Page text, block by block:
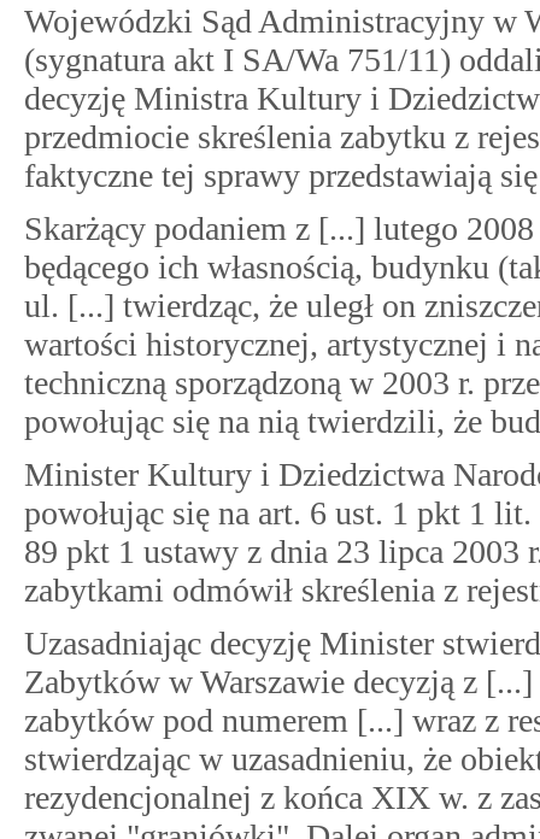
Wojewódzki Sąd Administracyjny w
(sygnatura akt I SA/Wa 751/11)
decyzję Ministra Kultury i
przedmiocie skreślenia zabytku z
faktyczne tej sprawy przedstawiają
Skarżący podaniem z [...] lutego
będącego ich własnością, budynku
ul. [...] twierdząc, że uległ on
wartości historycznej, artystycznej i
techniczną sporządzoną w 2003 r.
powołując się na nią twierdzili, że
Minister Kultury i Dziedzictwa
powołując się na art. 6 ust. 1 pkt 1
89 pkt 1 ustawy z dnia 23 lipca 2003
zabytkami odmówił skreślenia z
Uzasadniając decyzję Minister
Zabytków w Warszawie decyzją z
zabytków pod numerem [...] wraz z
stwierdzając w uzasadnieniu, że
rezydencjonalnej z końca XIX w. z